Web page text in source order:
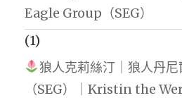
Eagle Group（SEG）
(1)
狼人克莉絲汀｜狼人丹
（SEG）｜Kristin the